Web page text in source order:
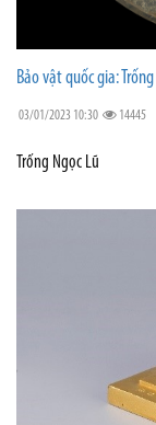
Bảo vật quốc gia:
03/01/2023 10:30 14445
Trống Ngọc Lũ